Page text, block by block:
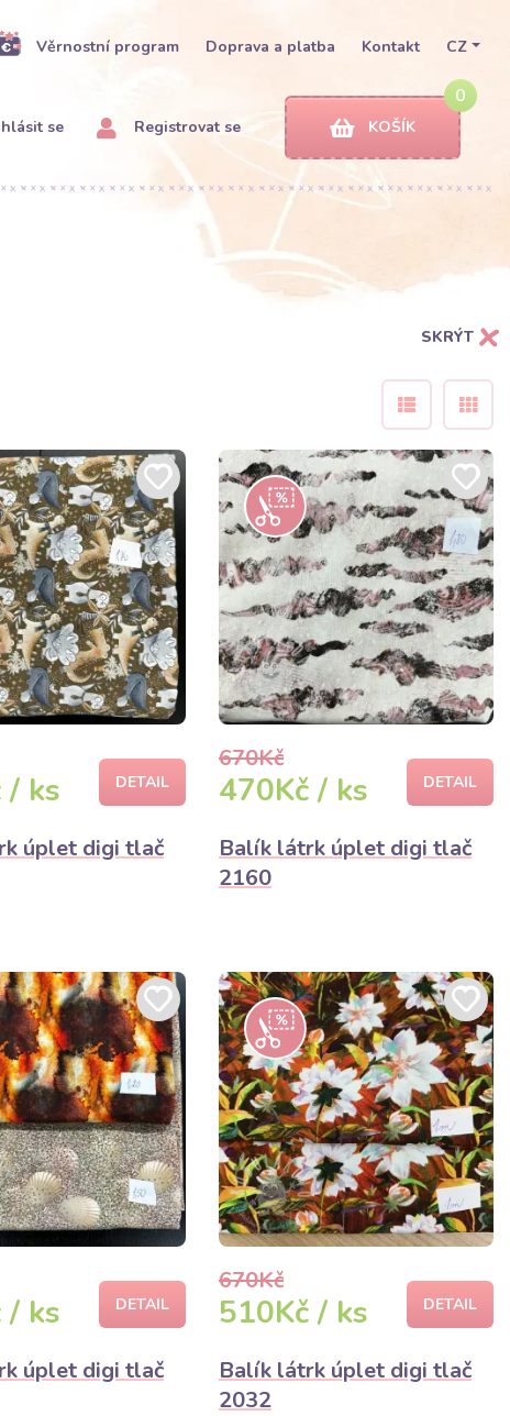
Věrnostní program Doprava a platba Kontakt CZ
se Registrovat se
0
KOŠÍK
SKRÝT
/ ks DETAIL
úplet digi tlač
670Kč
470Kč / ks DETAIL
Balík látrk úplet digi tlač
2160
/ ks DETAIL
úplet digi tlač
670Kč
510Kč / ks DETAIL
Balík látrk úplet digi tlač
2032